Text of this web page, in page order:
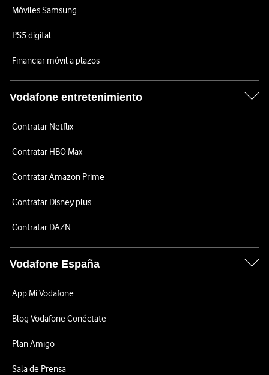
Móviles Samsung
PS5 digital
Financiar móvil a plazos
Vodafone entretenimiento
Contratar Netflix
Contratar HBO Max
Contratar Amazon Prime
Contratar Disney plus
Contratar DAZN
Vodafone España
App Mi Vodafone
Blog Vodafone Conéctate
Plan Amigo
Sala de Prensa